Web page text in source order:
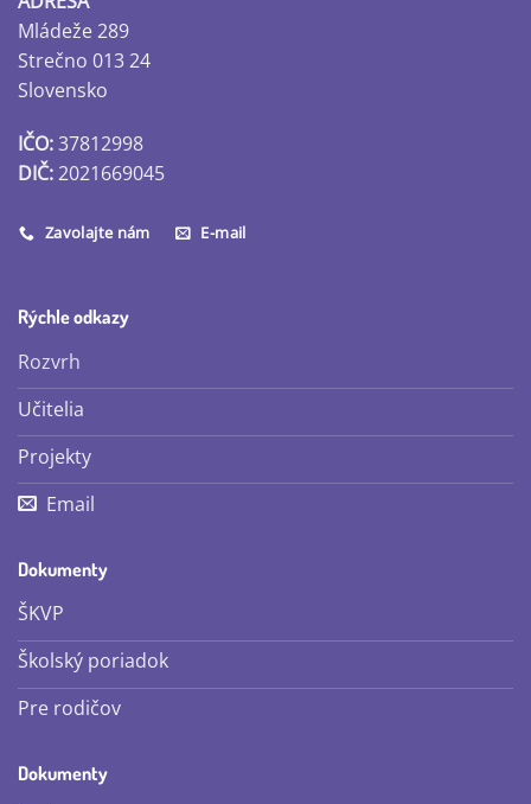
Mládeže 289
Strečno 013 24
Slovensko
IČO:37812998
DIČ:2021669045
Zavolajte nám E-mail
Rýchle odkazy
Rozvrh
Učitelia
Projekty
Email
Dokumenty
ŠKVP
Školský poriadok
Pre rodičov
Dokumenty